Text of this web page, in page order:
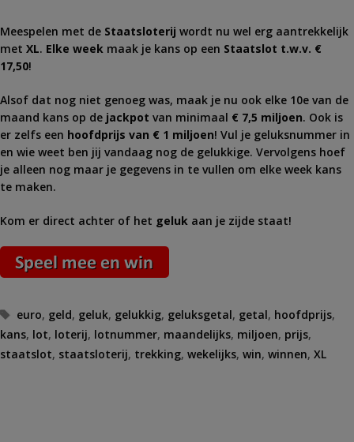
Meespelen met de Staatsloterij wordt nu wel erg aantrekkelijk
met XL. Elke week maak je kans op een Staatslot t.w.v. €
17,50!
Alsof dat nog niet genoeg was, maak je nu ook elke 10e van de
maand kans op de jackpot van minimaal € 7,5 miljoen. Ook is
er zelfs een hoofdprijs van € 1 miljoen! Vul je geluksnummer in
en wie weet ben jij vandaag nog de gelukkige. Vervolgens hoef
je alleen nog maar je gegevens in te vullen om elke week kans
te maken.
Kom er direct achter of het geluk aan je zijde staat!
Tags
euro, geld, geluk, gelukkig, geluksgetal, getal, hoofdprijs,
kans, lot, loterij, lotnummer, maandelijks, miljoen, prijs,
staatslot, staatsloterij, trekking, wekelijks, win, winnen, XL